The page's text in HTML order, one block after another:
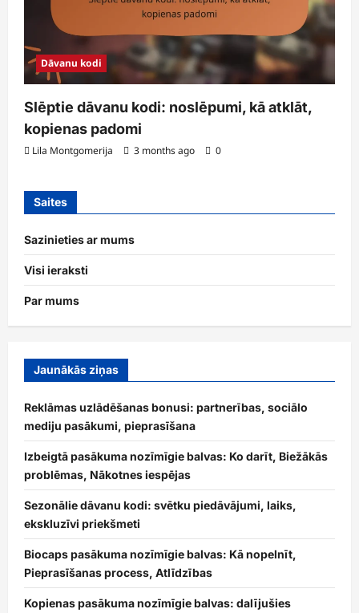
Dāvanu kodi
Slēptie dāvanu kodi: noslēpumi, kā atklāt,
kopienas padomi
Lila Montgomerija 3 months ago 0
Saites
Sazinieties ar mums
Visi ieraksti
Par mums
Jaunākās ziņas
Reklāmas uzlādēšanas bonusi: partnerības, sociālo
mediju pasākumi, pieprasīšana
Izbeigtā pasākuma nozīmīgie balvas: Ko darīt, Biežākās
problēmas, Nākotnes iespējas
Sezonālie dāvanu kodi: svētku piedāvājumi, laiks,
ekskluzīvi priekšmeti
Biocaps pasākuma nozīmīgie balvas: Kā nopelnīt,
Pieprasīšanas process, Atlīdzības
Kopienas pasākuma nozīmīgie balvas: dalījušies